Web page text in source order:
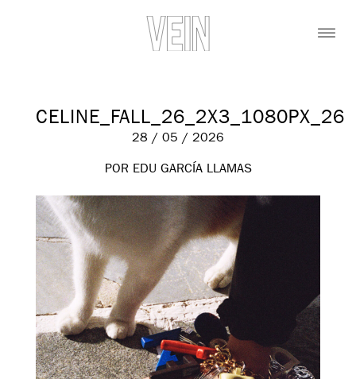
CELINE_FALL_26_2X3_1080PX_26
28 / 05 / 2026
POR EDU GARCÍA LLAMAS